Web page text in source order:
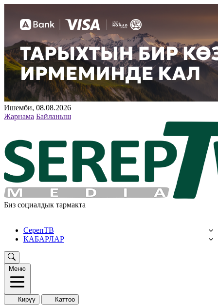
Ишемби, 08.08.2026
Жарнама Байланыш
Биз социалдык тармакта
СерепТВ
КАБАРЛАР
Меню
Кирүү Каттоо